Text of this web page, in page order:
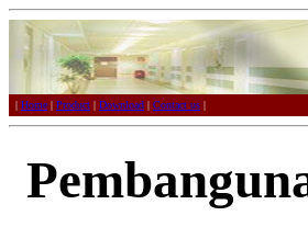
| Home | Product | Download | Contact us |